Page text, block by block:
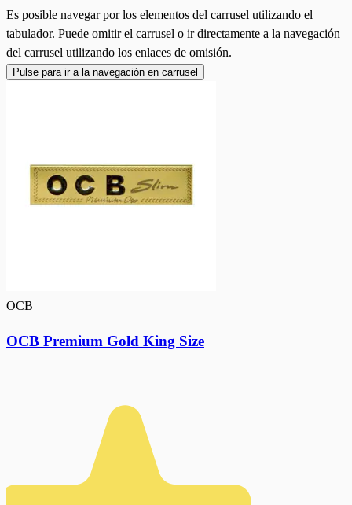
Es posible navegar por los elementos del carrusel utilizando el
tabulador. Puede omitir el carrusel o ir directamente a la navegación
del carrusel utilizando los enlaces de omisión.
Pulse para ir a la navegación en carrusel
OCB
OCB Premium Gold King Size